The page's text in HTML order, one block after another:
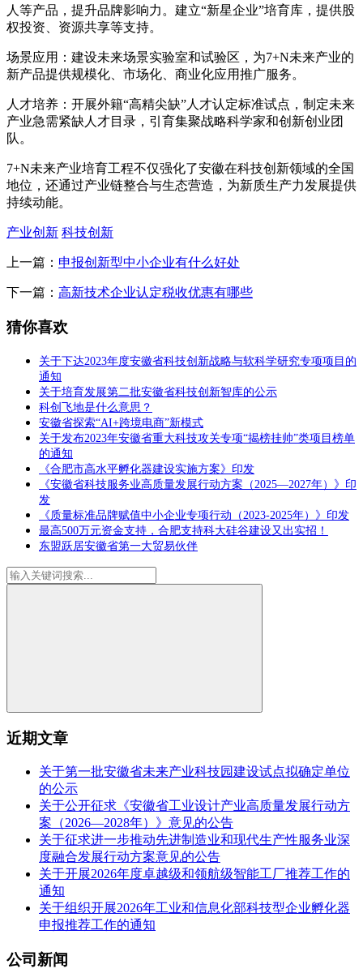
人等产品，提升品牌影响力。建立“新星企业”培育库，提供股
权投资、资源共享等支持。
场景应用：建设未来场景实验室和试验区，为7+N未来产业的
新产品提供规模化、市场化、商业化应用推广服务。
人才培养：开展外籍“高精尖缺”人才认定标准试点，制定未来
产业急需紧缺人才目录，引育集聚战略科学家和创新创业团
队。
7+N未来产业培育工程不仅强化了安徽在科技创新领域的全国
地位，还通过产业链整合与生态营造，为新质生产力发展提供
持续动能。
产业创新 科技创新
上一篇： 申报创新型中小企业有什么好处
下一篇： 高新技术企业认定税收优惠有哪些
猜你喜欢
关于下达2023年度安徽省科技创新战略与软科学研究专项项目的
通知
关于培育发展第二批安徽省科技创新智库的公示
科创飞地是什么意思？
安徽省探索“AI+跨境电商”新模式
关于发布2023年安徽省重大科技攻关专项“揭榜挂帅”类项目榜单
的通知
《合肥市高水平孵化器建设实施方案》印发
《安徽省科技服务业高质量发展行动方案（2025—2027年）》印
发
《质量标准品牌赋值中小企业专项行动（2023-2025年）》印发
最高500万元资金支持，合肥支持科大硅谷建设又出实招！
东盟跃居安徽省第一大贸易伙伴
近期文章
关于第一批安徽省未来产业科技园建设试点拟确定单位
的公示
关于公开征求《安徽省工业设计产业高质量发展行动方
案（2026—2028年）》意见的公告
关于征求进一步推动先进制造业和现代生产性服务业深
度融合发展行动方案意见的公告
关于开展2026年度卓越级和领航级智能工厂推荐工作的
通知
关于组织开展2026年工业和信息化部科技型企业孵化器
申报推荐工作的通知
公司新闻